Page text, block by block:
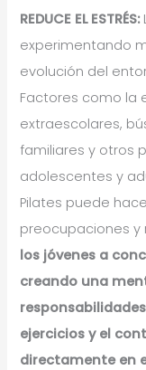
REDUCE EL ESTRÉS:
experimentando
evolución del
Factores como la
extraescolares,
familiares y otros
adolescentes y
Pilates puede
preocupaciones y
los jóvenes a
creando una
ejercicios y el
directamente en